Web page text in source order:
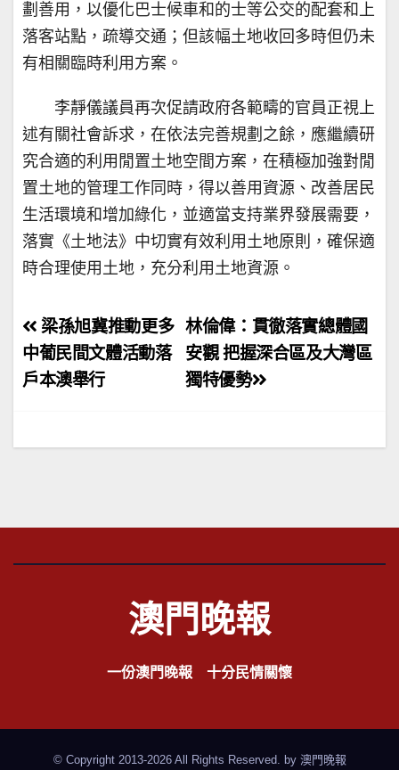
劃善用，以優化巴士候車和的士等公交的配套和上
落客站點，疏導交通；但該幅土地收回多時但仍未
有相關臨時利用方案。
李靜儀議員再次促請政府各範疇的官員正視上
述有關社會訴求，在依法完善規劃之餘，應繼續研
究合適的利用閒置土地空間方案，在積極加強對閒
置土地的管理工作同時，得以善用資源、改善居民
生活環境和增加綠化，並適當支持業界發展需要，
落實《土地法》中切實有效利用土地原則，確保適
時合理使用土地，充分利用土地資源。
文
章
導
林倫偉：貫徹落實總體國
安觀 把握深合區及大灣區
獨特優勢
梁孫旭冀推動更多
中葡民間文體活動落
戶本澳舉行
澳門晚報
一份澳門晚報 十分民情關懷
© Copyright 2013-2026 All Rights Reserved. by 澳門晚報